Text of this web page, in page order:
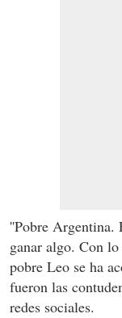
''Pobre Argentina.
ganar algo. Con
pobre Leo se ha
fueron las
redes sociales.